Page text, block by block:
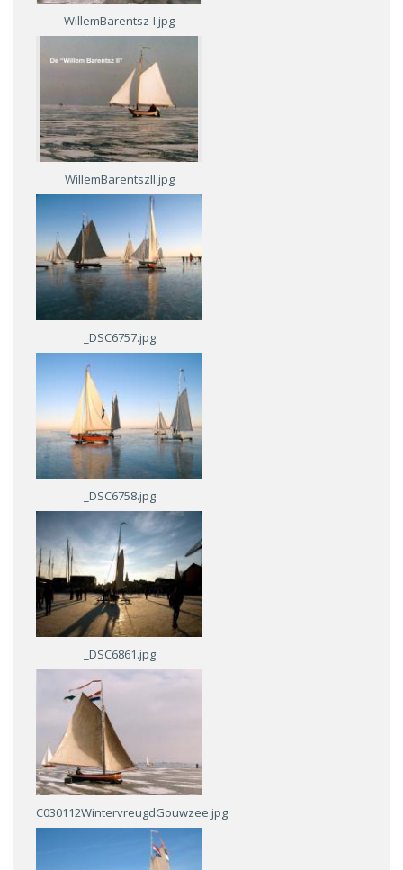
WillemBarentsz-I.jpg
WillemBarentszII.jpg
_DSC6757.jpg
_DSC6758.jpg
_DSC6861.jpg
C030112WintervreugdGouwzee.jpg